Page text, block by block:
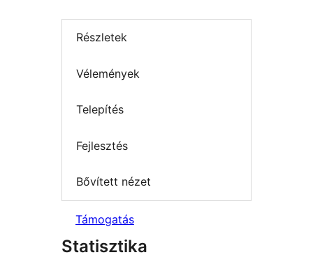
Részletek
Vélemények
Telepítés
Fejlesztés
Bővített nézet
Támogatás
Statisztika